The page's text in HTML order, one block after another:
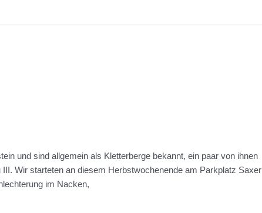
und sind allgemein als Kletterberge bekannt, ein paar von ihnen
Wir starteten an diesem Herbstwochenende am Parkplatz Saxer
im Nacken,